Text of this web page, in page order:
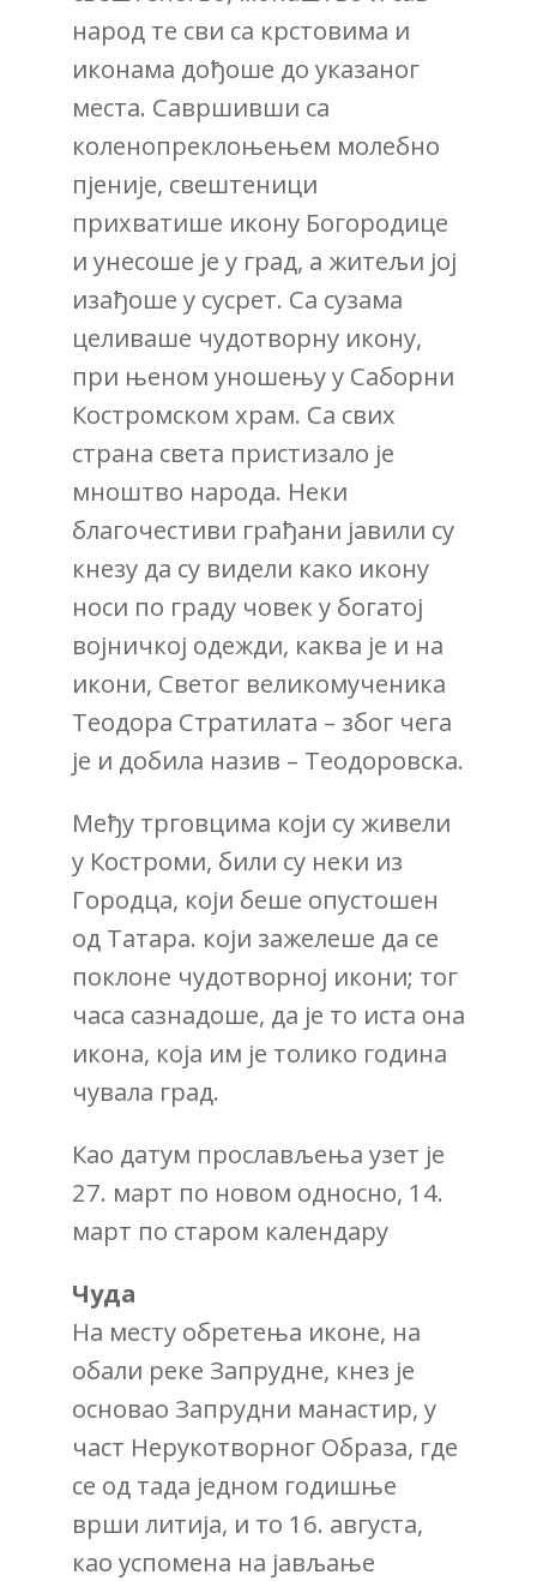
народ те сви са крстовима и
иконама дођоше до указаног
места. Савршивши са
коленопреклоњењем молебно
пјеније, свештеници
прихватише икону Богородице
и унесоше је у град, а житељи јој
изађоше у сусрет. Са сузама
целиваше чудотворну икону,
при њеном уношењу у Саборни
Костромском храм. Са свих
страна света пристизало је
мноштво народа. Неки
благочестиви грађани јавили су
кнезу да су видели како икону
носи по граду човек у богатој
војничкој одежди, каква је и на
икони, Светог великомученика
Теодора Стратилата – због чега
је и добила назив – Теодоровска.
Међу трговцима који су живели
у Костроми, били су неки из
Городца, који беше опустошен
од Татара. који зажелеше да се
поклоне чудотворној икони; тог
часа сазнадоше, да је то иста она
икона, која им је толико година
чувала град.
Као датум прослављења узет је
27. март по новом односно, 14.
март по старом календару
Чуда
На месту обретења иконе, на
обали реке Запрудне, кнез је
основао Запрудни манастир, у
част Нерукотворног Образа, где
се од тада једном годишње
врши литија, и то 16. августа,
као успомена на јављање